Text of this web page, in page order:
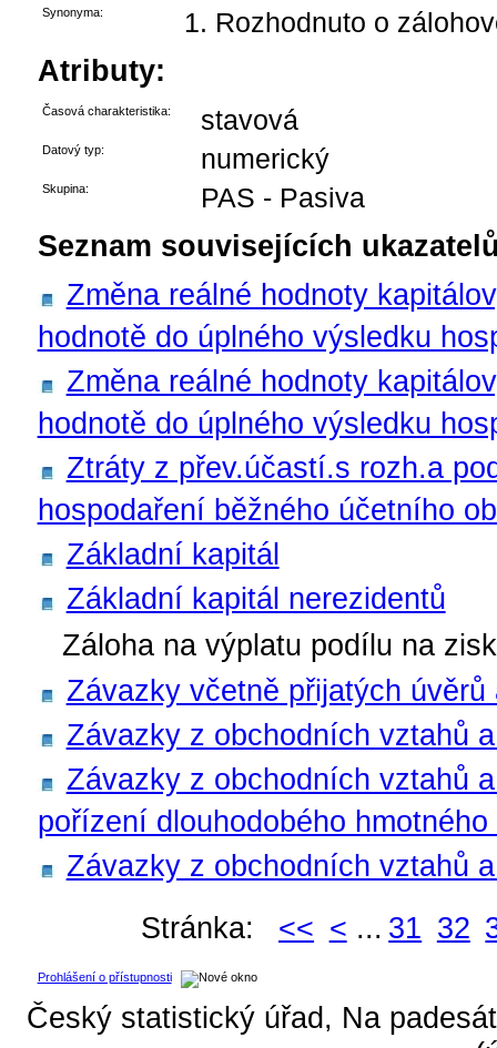
Synonyma: Rozhodnuto o
Atributy:
Časová charakteristika: stavová
Datový typ: numerický
Skupina: PAS - Pasiva
Seznam souvisejících
Změna reálné hodnoty
hodnotě do úplného výsledku
Změna reálné hodnoty
hodnotě do úplného výsledku
Ztráty z přev.účastí.s rozh.a
hospodaření běžného účetního
Základní kapitál
Základní kapitál nerezidentů
Záloha na výplatu podílu na
Závazky včetně přijatých úvěrů
Závazky z obchodních vztahů
Závazky z obchodních vztahů
pořízení dlouhodobého
Závazky z obchodních vztahů
Stránka:
<< < ... 31 32
Prohlášení o přístupnosti
Český statistický úřad, Na